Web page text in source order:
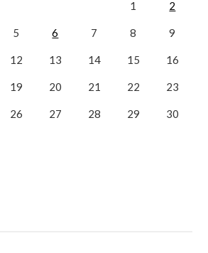
1
2
5 6 7 8 9
12 13 14 15 16
19 20 21 22 23
26 27 28 29 30